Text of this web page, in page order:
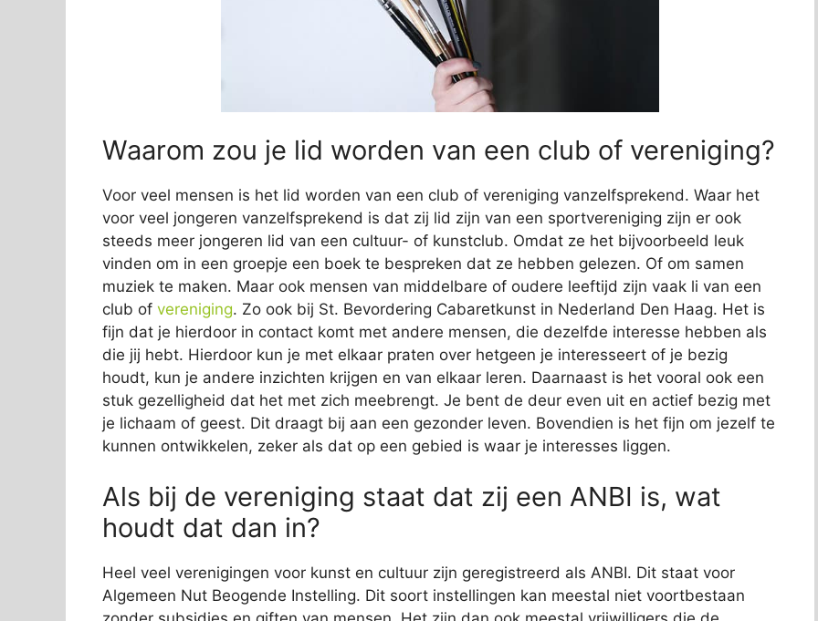
Waarom zou je lid worden van een club of vereniging?
Voor veel mensen is het lid worden van een club of vereniging vanzelfsprekend. Waar het
voor veel jongeren vanzelfsprekend is dat zij lid zijn van een sportvereniging zijn er ook
steeds meer jongeren lid van een cultuur- of kunstclub. Omdat ze het bijvoorbeeld leuk
vinden om in een groepje een boek te bespreken dat ze hebben gelezen. Of om samen
muziek te maken. Maar ook mensen van middelbare of oudere leeftijd zijn vaak li van een
club of vereniging. Zo ook bij St. Bevordering Cabaretkunst in Nederland Den Haag. Het is
fijn dat je hierdoor in contact komt met andere mensen, die dezelfde interesse hebben als
die jij hebt. Hierdoor kun je met elkaar praten over hetgeen je interesseert of je bezig
houdt, kun je andere inzichten krijgen en van elkaar leren. Daarnaast is het vooral ook een
stuk gezelligheid dat het met zich meebrengt. Je bent de deur even uit en actief bezig met
je lichaam of geest. Dit draagt bij aan een gezonder leven. Bovendien is het fijn om jezelf te
kunnen ontwikkelen, zeker als dat op een gebied is waar je interesses liggen.
Als bij de vereniging staat dat zij een ANBI is, wat
houdt dat dan in?
Heel veel verenigingen voor kunst en cultuur zijn geregistreerd als ANBI. Dit staat voor
Algemeen Nut Beogende Instelling. Dit soort instellingen kan meestal niet voortbestaan